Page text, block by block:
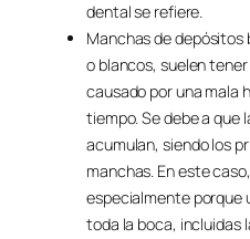
dental se refiere.
Manchas de depósitos
o blancos, suelen
causado por una mala
tiempo. Se debe a que
acumulan, siendo los
manchas. En este
especialmente porque
toda la boca, incluidas